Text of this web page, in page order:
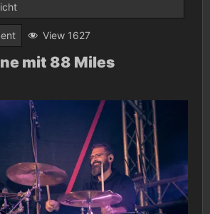
on
Bühne
Miles
View 1627
mit 88 Miles